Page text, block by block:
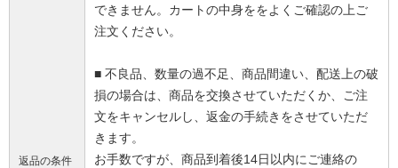
返品の条件
できません。カートの中身ををよくご確認の上ご
注文ください。
■ 不良品、数量の過不足、商品間違い、配送上の破
損の場合は、商品を交換させていただくか、ご注
文をキャンセルし、返金の手続きをさせていただ
きます。
お手数ですが、商品到着後14日以内にご連絡の